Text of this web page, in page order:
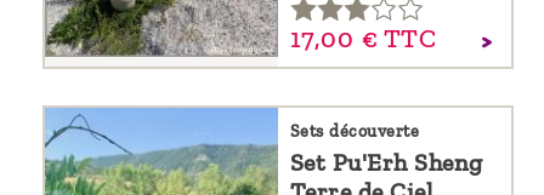
17,00 € TTC
Sets découverte
Set Pu'Erh Sheng